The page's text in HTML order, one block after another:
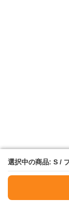
選択中の商品: S /
選択中の商品: S /